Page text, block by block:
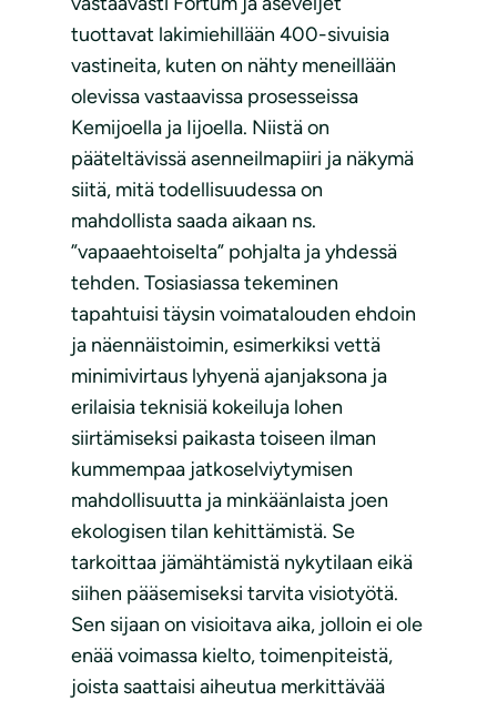
tuottavat lakimiehillään 400-sivuisia
vastineita, kuten on nähty meneillään
olevissa vastaavissa prosesseissa
Kemijoella ja Iijoella. Niistä on
pääteltävissä asenneilmapiiri ja näkymä
siitä, mitä todellisuudessa on
mahdollista saada aikaan ns.
”vapaaehtoiselta” pohjalta ja yhdessä
tehden. Tosiasiassa tekeminen
tapahtuisi täysin voimatalouden ehdoin
ja näennäistoimin, esimerkiksi vettä
minimivirtaus lyhyenä ajanjaksona ja
erilaisia teknisiä kokeiluja lohen
siirtämiseksi paikasta toiseen ilman
kummempaa jatkoselviytymisen
mahdollisuutta ja minkäänlaista joen
ekologisen tilan kehittämistä. Se
tarkoittaa jämähtämistä nykytilaan eikä
siihen pääsemiseksi tarvita visiotyötä.
Sen sijaan on visioitava aika, jolloin ei ole
enää voimassa kielto, toimenpiteistä,
joista saattaisi aiheutua merkittävää